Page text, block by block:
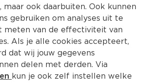
aanbod van Ariel bij PLUS. Van
wasmiddel en Ariel waspoeder
maar ook daarbuiten. Ook kunnen
gebruiken om analyses uit te
meten van de effectiviteit van
Als je alle cookies accepteert,
dat wij jouw gegevens
delen met derden. Via
kun je ook zelf instellen welke